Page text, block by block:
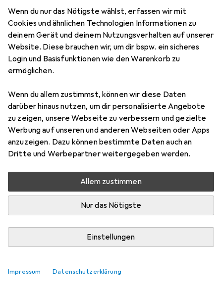
Wenn du nur das Nötigste wählst, erfassen wir mit
Cookies und ähnlichen Technologien Informationen zu
deinem Gerät und deinem Nutzungsverhalten auf unserer
Website. Diese brauchen wir, um dir bspw. ein sicheres
Login und Basisfunktionen wie den Warenkorb zu
ermöglichen.
Wenn du allem zustimmst, können wir diese Daten
darüber hinaus nutzen, um dir personalisierte Angebote
zu zeigen, unsere Webseite zu verbessern und gezielte
Werbung auf unseren und anderen Webseiten oder Apps
anzuzeigen. Dazu können bestimmte Daten auch an
Dritte und Werbepartner weitergegeben werden.
Allem zustimmen
Nur das Nötigste
Einstellungen
Impressum Datenschutzerklärung
MENGENRABATT
Preis in EUR inkl. MwSt.
EUR
4,52 SpareEUR
1,30
Bewertungen
Zwischen Mi, 19.8. und Fr, 21.8. geliefert
Mehr als 10 Stück an Lager beim Lieferanten
Benachrichtigen, wenn schneller verfügbar
Lieferort angeben für genaue Lieferzeit
pro Stück
pro Stück